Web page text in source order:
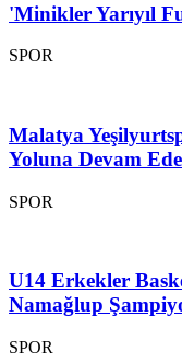
'Minikler Yarıyıl
SPOR
Malatya
Yoluna Devam
SPOR
U14 Erkekler
Namağlup
SPOR